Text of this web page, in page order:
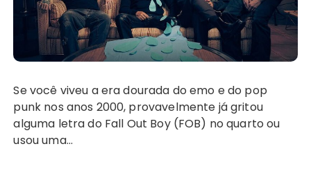
Se você viveu a era dourada do emo e do pop
punk nos anos 2000, provavelmente já gritou
alguma letra do Fall Out Boy (FOB) no quarto ou
usou uma…